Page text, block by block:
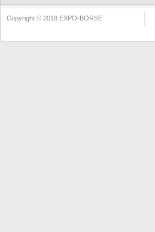
Copyright © 2018 EXPO-BÖRSE